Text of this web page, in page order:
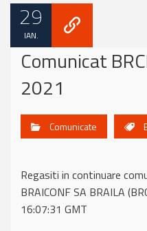
29
IAN.
Comunicat
2021
Comunicate
Regasiti in continuare
BRAICONF SA BRAILA
16:07:31 GMT